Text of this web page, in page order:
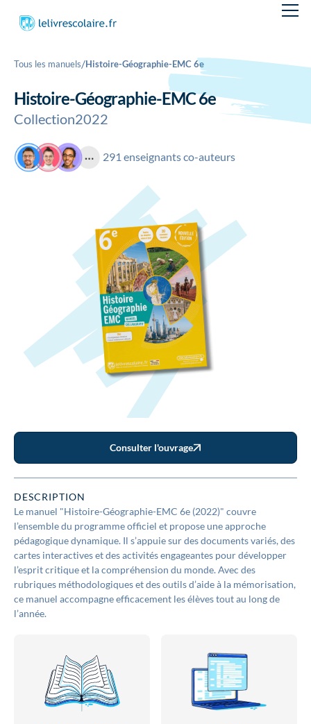
Tous les manuels/Histoire-Géographie-EMC 6e
Histoire-Géographie-EMC 6e
Collection2022
291 enseignants co-auteurs
Consulter l'ouvrage
DESCRIPTION
Le manuel "Histoire-Géographie-EMC 6e (2022)" couvre
l’ensemble du programme officiel et propose une approche
pédagogique dynamique. Il s’appuie sur des documents variés, des
cartes interactives et des activités engageantes pour développer
l’esprit critique et la compréhension du monde. Avec des
rubriques méthodologiques et des outils d’aide à la mémorisation,
ce manuel accompagne efficacement les élèves tout au long de
l’année.